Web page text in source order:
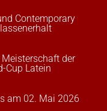
Contemporary
Meisterschaft der
Cup Latein
am 02. Mai 2026